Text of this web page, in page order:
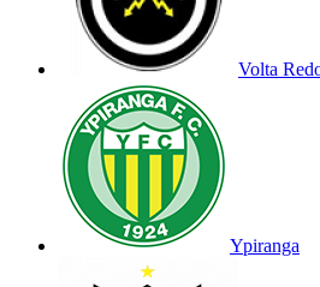
Volta
Ypiranga